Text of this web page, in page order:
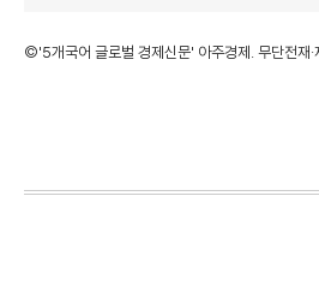
©'5개국어 글로벌 경제신문' 아주경제. 무단전재·